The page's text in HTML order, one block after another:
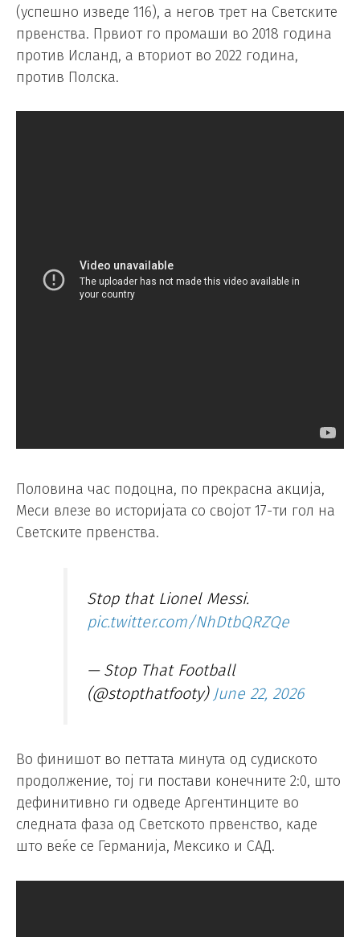
(успешно изведе 116), а негов трет на Светските
првенства. Првиот го промаши во 2018 година
против Исланд, а вториот во 2022 година,
против Полска.
Половина час подоцна, по прекрасна акција,
Меси влезе во историјата со својот 17-ти гол на
Светските првенства.
Stop that Lionel Messi.
pic.twitter.com/NhDtbQRZQe
— Stop That Football
(@stopthatfooty) June 22, 2026
Во финишот во петтата минута од судиското
продолжение, тој ги постави конечните 2:0, што
дефинитивно ги одведе Аргентинците во
следната фаза од Светското првенство, каде
што веќе се Германија, Мексико и САД.